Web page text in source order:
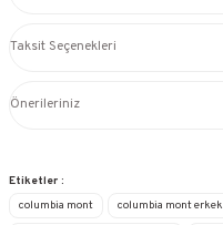
Taksit Seçenekleri
Önerileriniz
Etiketler :
columbia mont
columbia mont erkek